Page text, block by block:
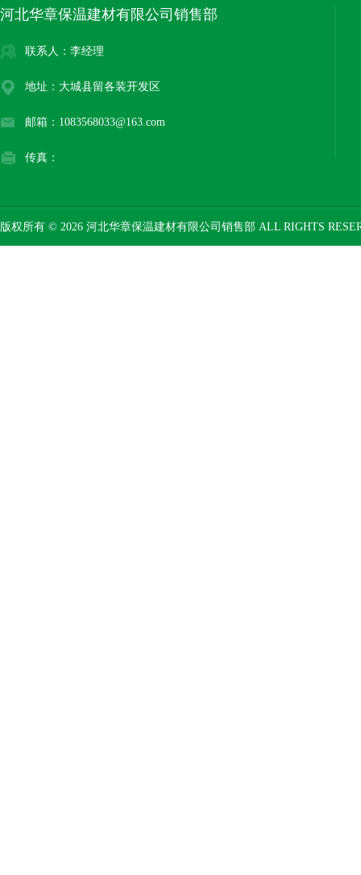
河北华章保温建材有限公司销售部
联系人：李经理
地址：大城县留各装开发区
邮箱：1083568033@163.com
传真：
版权所有 © 2026 河北华章保温建材有限公司销售部 ALL RIGHTS